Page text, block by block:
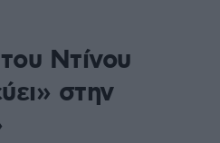
Ντίνου
στην